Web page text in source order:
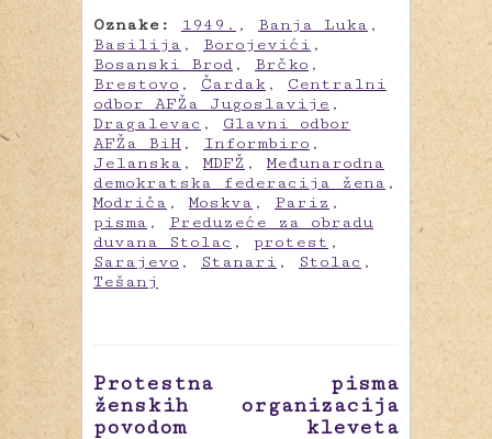
Oznake: 1949. , Banja Luka ,
Basilija , Borojevići ,
Bosanski Brod , Brčko ,
Brestovo , Čardak , Centralni
odbor AFŽa Jugoslavije ,
Dragalevac , Glavni odbor
AFŽa BiH , Informbiro ,
Jelanska ,MDFŽ ,Međunarodna
demokratska federacija žena ,
Modriča ,Moskva , Pariz ,
pisma , Preduzeće za obradu
duvana Stolac , protest ,
Sarajevo , Stanari , Stolac ,
Tešanj
Protestna pisma
ženskih organizacija
povodom kleveta